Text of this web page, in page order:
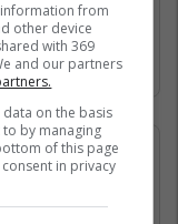
të arrijnë
të
from
other device
with 369
and our partners
on the basis
by managing
of this page
in privacy